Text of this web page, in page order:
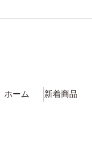
ホーム 新着商品